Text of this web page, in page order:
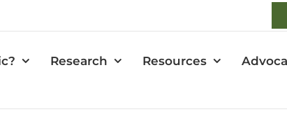
Research Resources